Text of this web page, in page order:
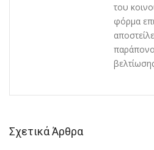
του
φόρμα
Σχετικά Άρθρα